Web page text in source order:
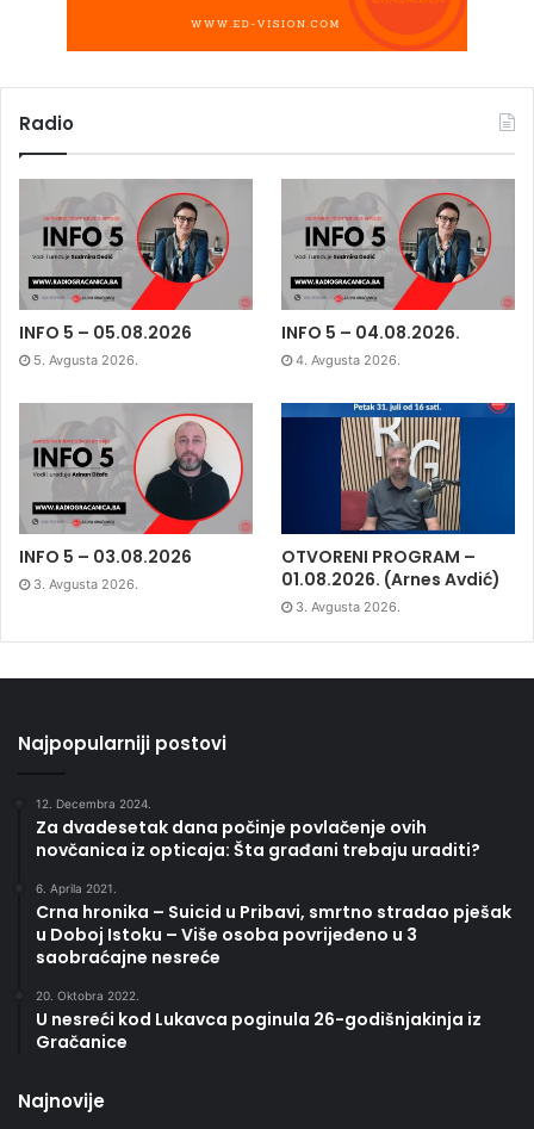
Radio
INFO 5 – 05.08.2026
5. Avgusta 2026.
INFO 5 – 04.08.2026.
4. Avgusta 2026.
INFO 5 – 03.08.2026
3. Avgusta 2026.
OTVORENI PROGRAM –
01.08.2026. (Arnes Avdić)
3. Avgusta 2026.
Najpopularniji postovi
12. Decembra 2024.
Za dvadesetak dana počinje povlačenje ovih
novčanica iz opticaja: Šta građani trebaju uraditi?
6. Aprila 2021.
Crna hronika – Suicid u Pribavi, smrtno stradao pješak
u Doboj Istoku – Više osoba povrijeđeno u 3
saobraćajne nesreće
20. Oktobra 2022.
U nesreći kod Lukavca poginula 26-godišnjakinja iz
Gračanice
Najnovije